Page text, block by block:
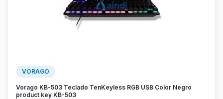
VORAGO
Vorago KB-503 Teclado TenKeyless RGB USB Color Negro
product key KB-503